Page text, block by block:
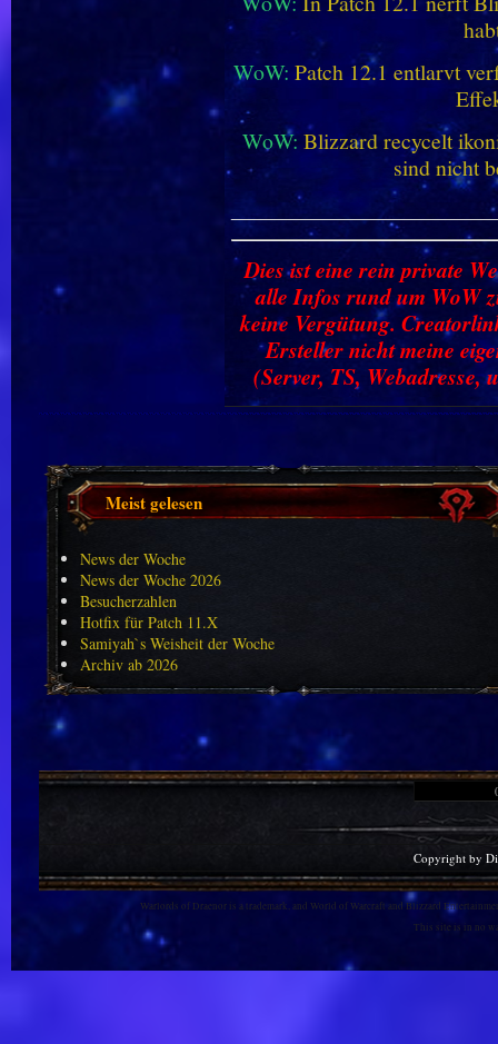
WoW: Patch 12.1 entlarvt
WoW:Blizzard recycelt
sind nicht
Dies ist eine rein private
alle Infos rund um WoW
keine Vergütung.
Ersteller nicht meine
(Server, TS, Webadresse,
Meist gelesen
News der Woche
News der Woche 2026
Besucherzahlen
Hotfix für Patch 11.X
Samiyah`s Weisheit der Woche
Archiv ab 2026
Copyright by
Warlords of Draenor is a trademark, and World of Warcraft and Blizzard
This site is in no